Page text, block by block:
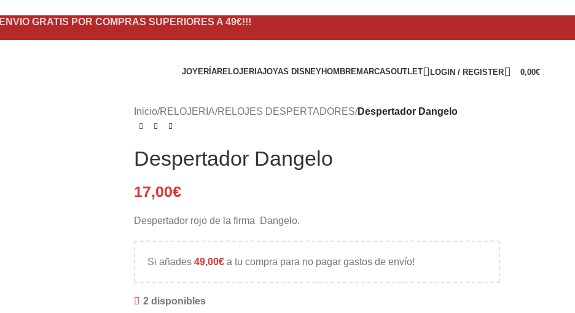
ENVIO GRATIS POR COMPRAS SUPERIORES A 49€!!!
JOYERÍARELOJERIAJOYAS DISNEYHOMBREMARCASOUTLET LOGIN / REGISTER 0,00€
Inicio/RELOJERIA/RELOJES DESPERTADORES/Despertador Dangelo
Despertador Dangelo
17,00€
Despertador rojo de la firma Dangelo.
Si añades 49,00€a tu compra para no pagar gastos de envío!
2 disponibles